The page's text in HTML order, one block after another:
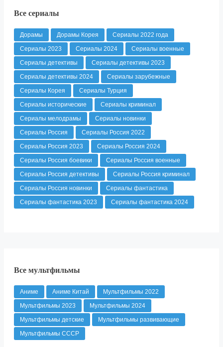
Все сериалы
Дорамы Дорамы Корея
Сериалы 2022 года
Сериалы 2023
Сериалы 2024
Сериалы военные
Сериалы детективы
Сериалы детективы 2023
Сериалы детективы 2024
Сериалы зарубежные
Сериалы Корея
Сериалы Турция
Сериалы исторические
Сериалы криминал
Сериалы мелодрамы
Сериалы новинки
Сериалы Россия
Сериалы Россия 2022
Сериалы Россия 2023
Сериалы Россия 2024
Сериалы Россия боевики
Сериалы Россия военные
Сериалы Россия детективы
Сериалы Россия криминал
Сериалы Россия новинки
Сериалы фантастика
Сериалы фантастика 2023
Сериалы фантастика 2024
Все мультфильмы
Аниме Аниме Китай
Мультфильмы 2022
Мультфильмы 2023
Мультфильмы 2024
Мультфильмы детские
Мультфильмы развивающие
Мультфильмы СССР